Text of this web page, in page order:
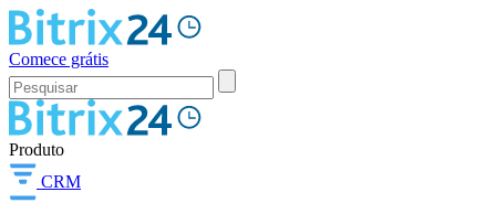
Comece grátis
Produto
CRM